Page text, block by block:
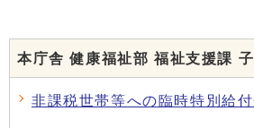
本庁舎 健康福祉部 福祉支援課
非課税世帯等への臨時特別給付